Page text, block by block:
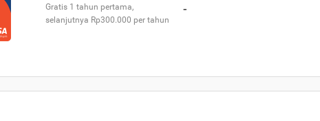
Gratis 1 tahun pertama,
selanjutnya Rp300.000 per tahun
-